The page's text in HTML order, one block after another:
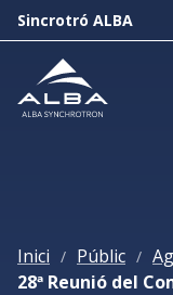
Sincrotró ALBA
Inici / Públic /